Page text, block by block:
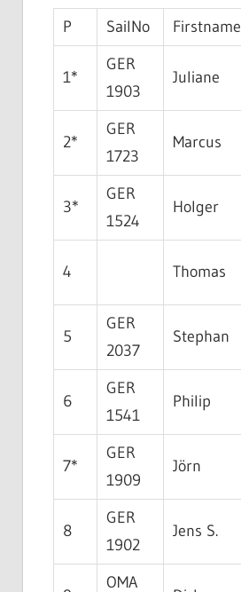
P SailNo Firstname
1*
GER
1903
Juliane
2*
GER
1723
Marcus
3*
GER
1524
Holger
4 Thomas
5
GER
2037
Stephan
6
GER
1541
Philip
7*
GER
1909
Jörn
8
GER
1902
Jens S.
OMA